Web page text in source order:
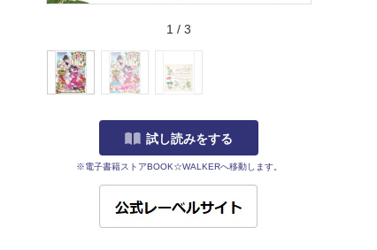
1 / 3
試し読みをする
※電子書籍ストアBOOK☆WALKERへ移動します。